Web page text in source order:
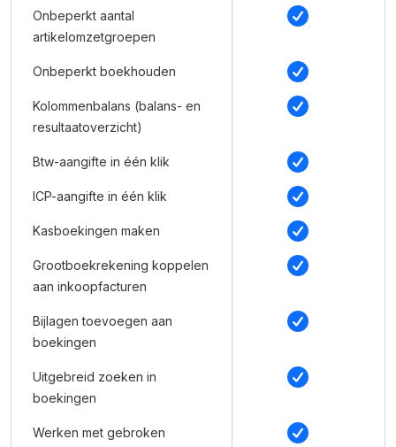
Onbeperkt aantal
artikelomzetgroepen
Onbeperkt boekhouden
Kolommenbalans (balans- en
resultaatoverzicht)
Btw-aangifte in één klik
ICP-aangifte in één klik
Kasboekingen maken
Grootboekrekening koppelen
aan inkoopfacturen
Bijlagen toevoegen aan
boekingen
Uitgebreid zoeken in
boekingen
Werken met gebroken